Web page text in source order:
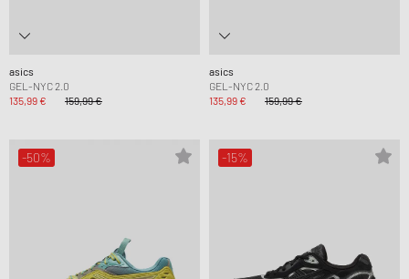
asics
GEL-NYC 2.0
135,99 €
159,99 €
asics
GEL-NYC 2.0
135,99 €
159,99 €
-50% -15%